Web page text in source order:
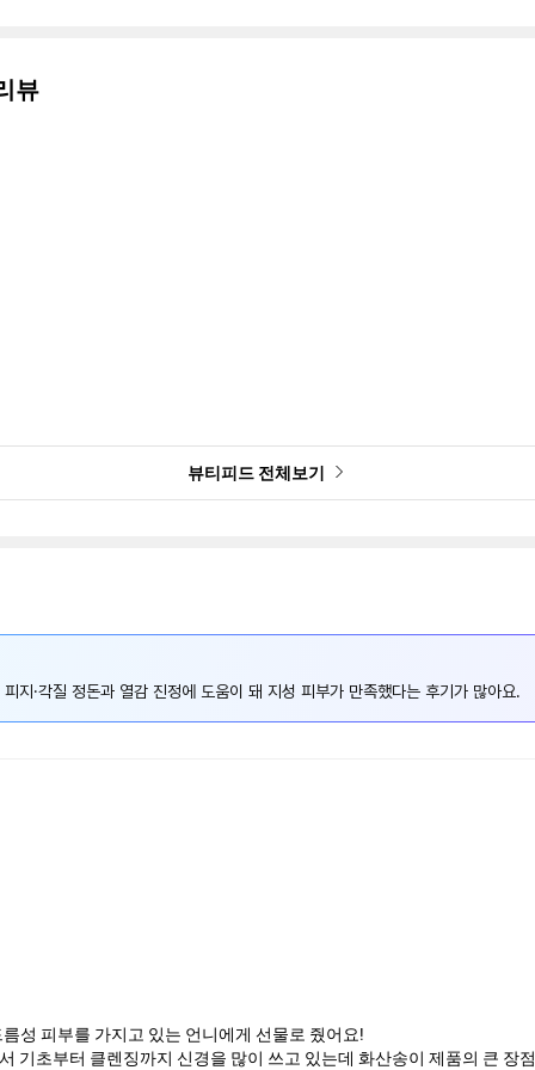
뷰
뷰티피드 전체보기
지·각질 정돈과 열감 진정에 도움이 돼 지성 피부가 만족했다는 후기가 많아요.
성 피부를 가지고 있는 언니에게 선물로 줬어요!
기초부터 클렌징까지 신경을 많이 쓰고 있는데 화산송이 제품의 큰 장